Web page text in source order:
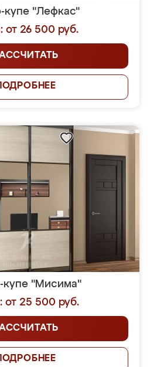
купе "Лефкас"
от 26 500 руб.
купе "Мисима"
от 25 500 руб.